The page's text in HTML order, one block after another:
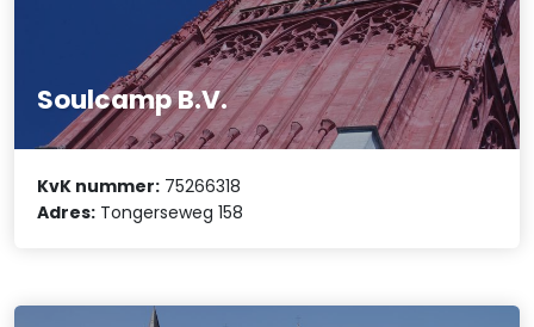
Soulcamp B.V.
KvK nummer: 75266318
Adres: Tongerseweg 158